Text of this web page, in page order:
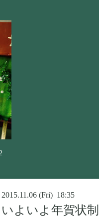
2015.11.06 (Fri) 18:35
いよいよ年賀状